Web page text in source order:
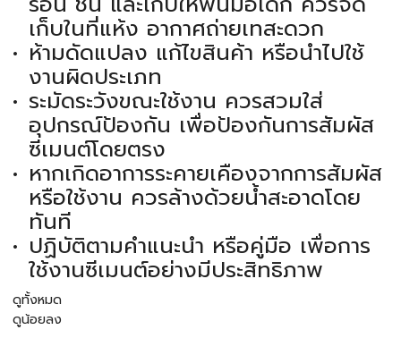
เก็บในที่แห้ง อากาศถ่ายเทสะดวก
ห้ามดัดแปลง แก้ไขสินค้า หรือนำไปใช้
งานผิดประเภท
ระมัดระวังขณะใช้งาน ควรสวมใส่
อุปกรณ์ป้องกัน เพื่อป้องกันการสัมผัส
ซีเมนต์โดยตรง
หากเกิดอาการระคายเคืองจากการสัมผัส
หรือใช้งาน ควรล้างด้วยน้ำสะอาดโดย
ทันที
ปฏิบัติตามคำแนะนำ หรือคู่มือ เพื่อการ
ใช้งานซีเมนต์อย่างมีประสิทธิภาพ
ดูทั้งหมด
ดูน้อยลง